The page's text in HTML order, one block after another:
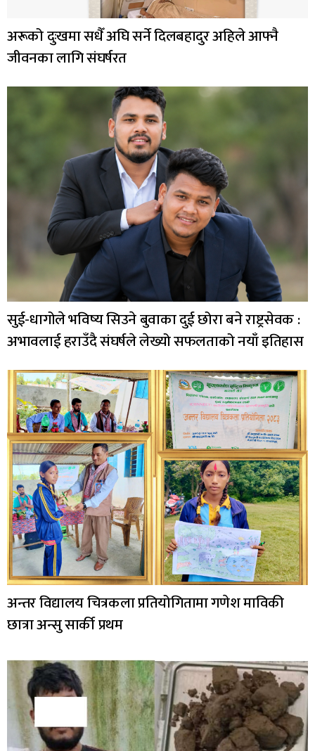
अरूको दुःखमा सधैँ अघि सर्ने दिलबहादुर अहिले आफ्नै
जीवनका लागि संघर्षरत
सुई-धागोले भविष्य सिउने बुवाका दुई छोरा बने राष्ट्रसेवक :
अभावलाई हराउँदै संघर्षले लेख्यो सफलताको नयाँ इतिहास
अन्तर विद्यालय चित्रकला प्रतियोगितामा गणेश माविकी
छात्रा अन्सु सार्की प्रथम